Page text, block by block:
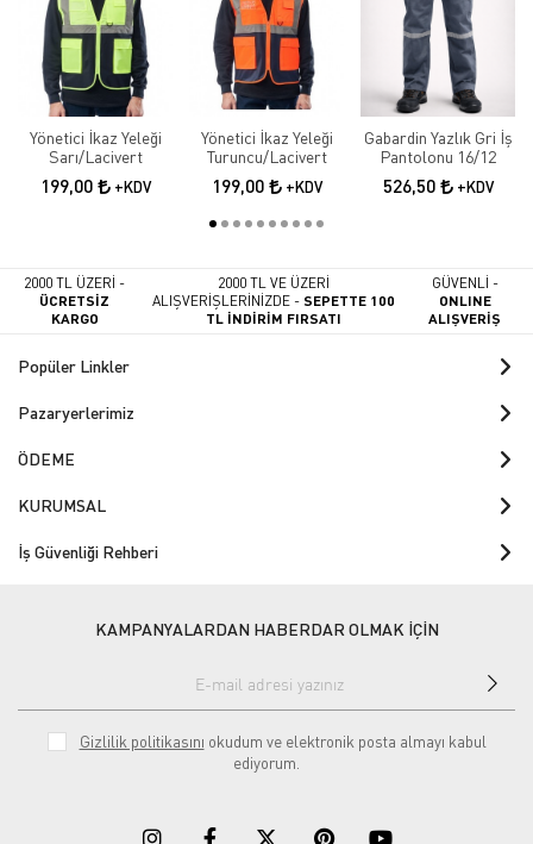
Yönetici İkaz Yeleği
Sarı/Lacivert
199,00 +KDV
Yönetici İkaz Yeleği
Turuncu/Lacivert
199,00 +KDV
Gabardin Yazlık Gri İş
Pantolonu 16/12
526,50 +KDV
2000 TL ÜZERİ -
ÜCRETSİZ
KARGO
2000 TL VE ÜZERİ
ALIŞVERİŞLERİNİZDE -SEPETTE 100
TL İNDİRİM FIRSATI
GÜVENLİ -
ONLINE
ALIŞVERİŞ
Popüler Linkler
Pazaryerlerimiz
ÖDEME
KURUMSAL
İş Güvenliği Rehberi
KAMPANYALARDAN HABERDAR OLMAK İÇİN
Gizlilik politikasını okudum ve elektronik posta almayı kabul
ediyorum.